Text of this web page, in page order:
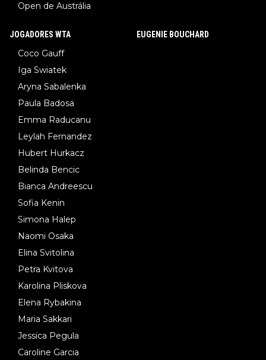
Open de Austrália
JOGADORES WTA
Coco Gauff
Iga Swiatek
Aryna Sabalenka
Paula Badosa
Emma Raducanu
Leylah Fernandez
Hubert Hurkacz
Belinda Bencic
Bianca Andreescu
Sofia Kenin
Simona Halep
Naomi Osaka
Elina Svitolina
Petra Kvitova
Karolina Pliskova
Elena Rybakina
Maria Sakkari
Jessica Pegula
Caroline Garcia
EUGENIE BOUCHARD